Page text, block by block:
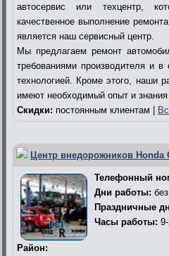
автосервис или техцентр,
качественное выполнение
является наш сервисный центр.
Мы предлагаем ремонт
требованиями производителя и в
технологией. Кроме этого, наши
имеют необходимый опыт и
Скидки: постоянным клиентам |
Центр внедорожников Honda
Телефонный
Дни работы:
Праздничные
Часы работы:
Район: